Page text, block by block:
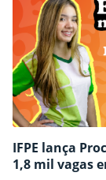
IFPE lança
1,8 mil vagas